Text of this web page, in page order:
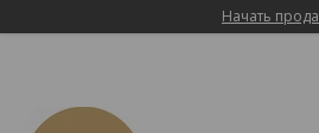
Начать